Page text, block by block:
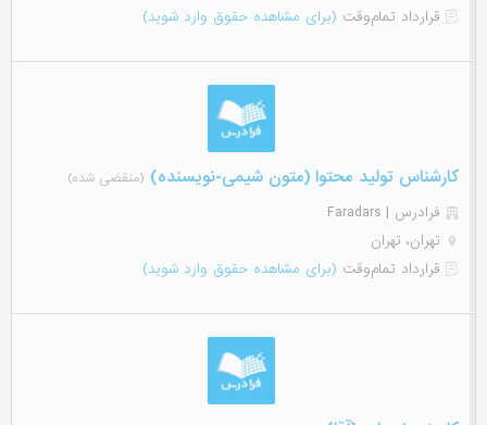
قرارداد تمام‌وقت (برای مشاهده حقوق وارد شوید)
کارشناس تولید محتوا (متون شیمی-نویسنده) (منقضی شده)
فرادرس | Faradars
تهران، تهران
قرارداد تمام‌وقت (برای مشاهده حقوق وارد شوید)